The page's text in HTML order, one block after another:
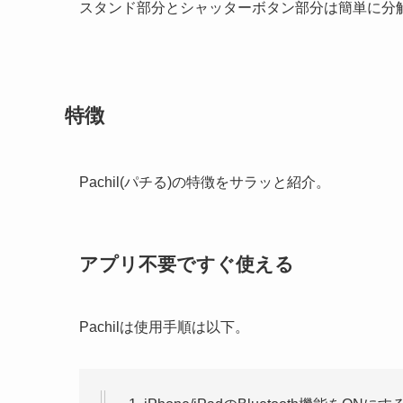
スタンド部分とシャッターボタン部分は簡単に分
特徴
Pachil(パチる)の特徴をサラッと紹介。
アプリ不要ですぐ使える
Pachilは使用手順は以下。